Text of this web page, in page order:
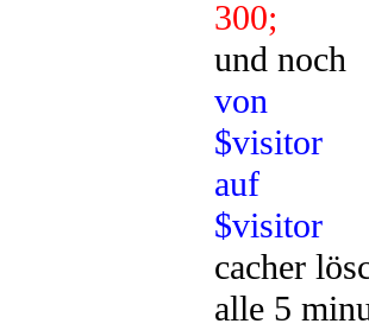
300;
und noch
von
$visitor [
auf
$visitor
cacher
alle 5